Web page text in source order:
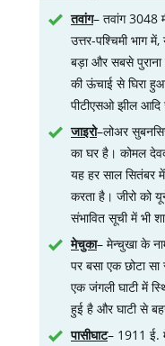
तवांग– तवांग 3048
उत्तर-पश्चिमी भाग
बड़ा और सबसे
की ऊंचाई से घिरा
पीटीएसओ झील
जाइरो–लोअर
का घर है। कोमल
यह हर साल सितंबर
करता है। जीरो को
संभावित सूची में भी
मेचुका– मेन्चुखा के
पर बसा एक छोटा
एक जंगली घाटी में
हुई है और घाटी से
पासीघाट– 1911 ई.